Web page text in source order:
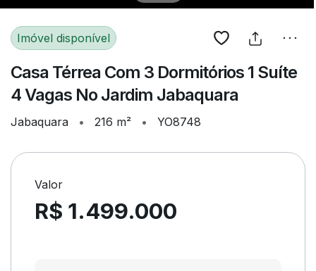
Imóvel disponível
Casa Térrea Com 3 Dormitórios 1 Suíte
4 Vagas No Jardim Jabaquara
Jabaquara • 216 m² • YO8748
Valor
R$ 1.499.000